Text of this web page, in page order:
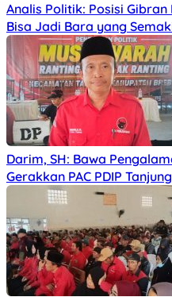
Analis Politik: Posisi
Bisa Jadi Bara yang
Darim, SH: Bawa
Gerakkan PAC PDIP